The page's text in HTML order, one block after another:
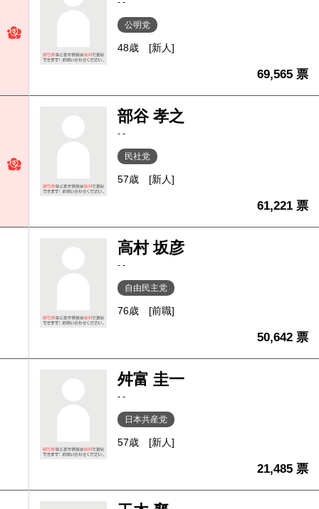
- -
公明党
48歳 [新人]
69,565 票
部谷 孝之
- -
民社党
57歳 [新人]
61,221 票
高村 坂彦
- -
自由民主党
76歳 [前職]
50,642 票
舛富 圭一
- -
日本共産党
57歳 [新人]
21,485 票